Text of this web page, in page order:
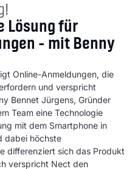
Lösung für
- mit Benny
Online-Anmeldungen, die
und verspricht
Bennet Jürgens, Gründer
Team eine Technologie
mit dem Smartphone in
dabei höchste
differenziert sich das Produkt
verspricht Nect den